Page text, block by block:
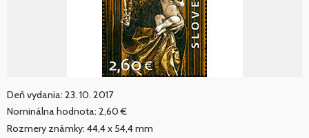
Deň vydania: 23. 10. 2017
Nominálna hodnota: 2,60 €
Rozmery známky: 44,4 x 54,4 mm